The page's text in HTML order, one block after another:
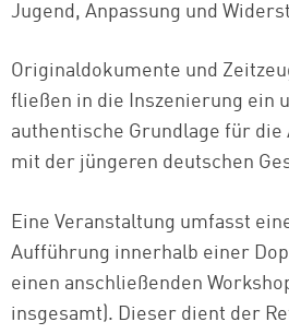
Jugend, Anpassung und
Originaldokumente und
fließen in die Inszenierung ein
authentische Grundlage für die
mit der jüngeren deutschen
Eine Veranstaltung umfasst
Aufführung innerhalb einer
einen anschließenden
insgesamt). Dieser dient der